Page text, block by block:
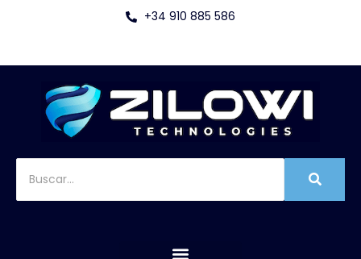
+34 910 885 586